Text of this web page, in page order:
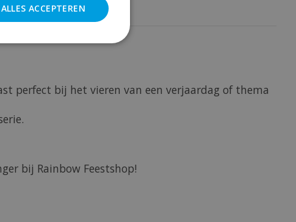
perfect bij het vieren van een verjaardag of thema
bij Rainbow Feestshop!
ALLES ACCEPTEREN